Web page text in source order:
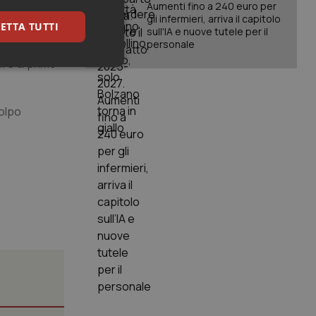
e
,
di primo
Aumenti fino a 240 euro per
gli infermieri, arriva il capitolo
sull'IA e nuove tutele per il
personale
TUTTI